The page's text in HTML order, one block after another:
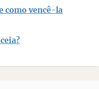
como vencê-la